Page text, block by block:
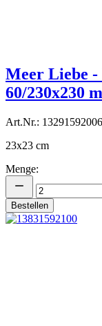
Meer Liebe
60/230x230
Art.Nr.: 13291592006
23x23 cm
Menge:
Bestellen